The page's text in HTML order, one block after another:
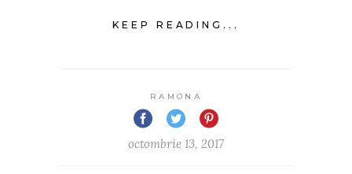
KEEP READING...
RAMONA
octombrie 13, 2017